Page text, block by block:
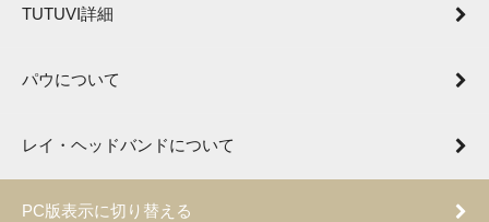
TUTUVI詳細
パウについて
レイ・ヘッドバンドについて
PC版表示に切り替える